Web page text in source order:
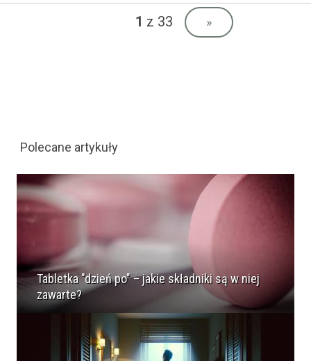
1 z 33 »
Polecane artykuły
Tabletka "dzień po" – jakie składniki są w niej
zawarte?